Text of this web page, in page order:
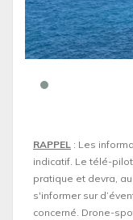
RAPPEL : Les
indicatif. Le télé-
pratique et devra,
s'informer sur
concerné. Drone-